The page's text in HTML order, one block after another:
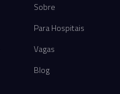
Sobre
Para Hospitais
Vagas
Blog